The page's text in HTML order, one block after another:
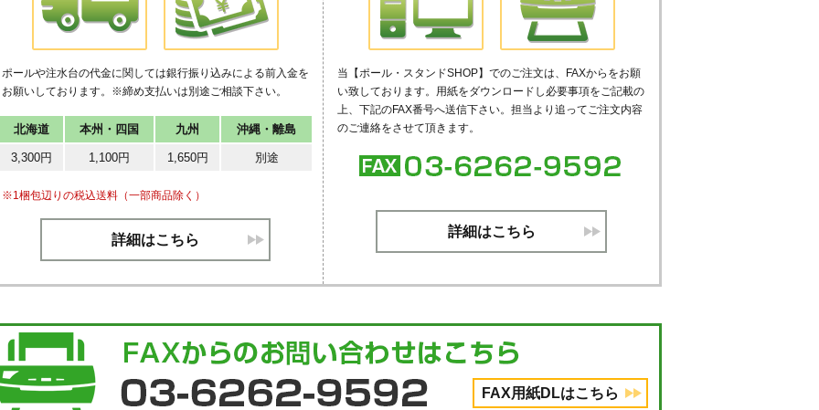
ポールや注水台の代金に関しては銀行振り込みによる前入金を
お願いしております。※締め支払いは別途ご相談下さい。
北海道 本州・四国 九州 沖縄・離島
3,300円 1,100円 1,650円 別途
※1梱包辺りの税込送料（一部商品除く）
詳細はこちら
当【ポール・スタンドSHOP】でのご注文は、FAXからをお願
い致しております。用紙をダウンロードし必要事項をご記載の
上、下記のFAX番号へ送信下さい。担当より追ってご注文内容
のご連絡をさせて頂きます。
詳細はこちら
FAX用紙DLはこちら